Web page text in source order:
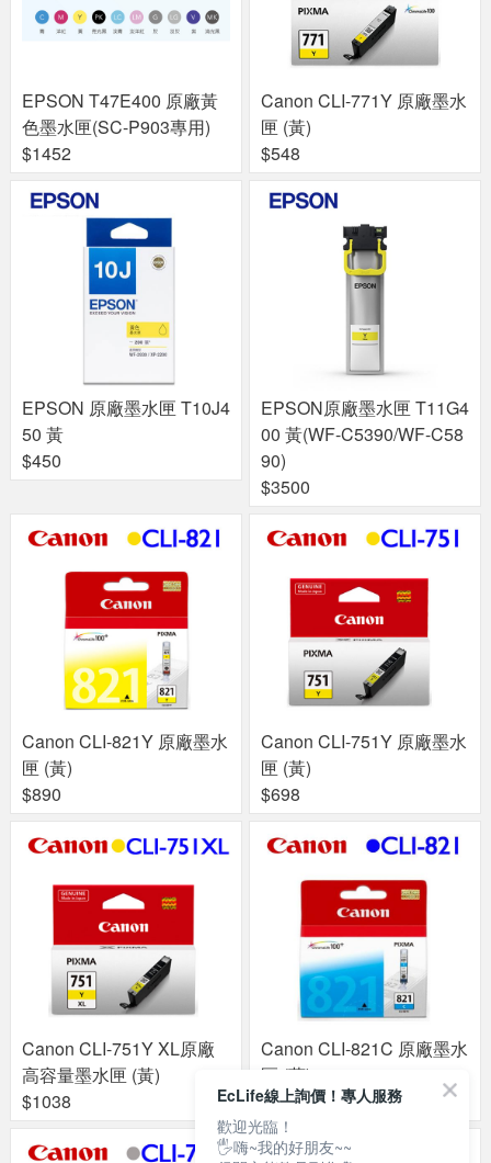
EPSON T47E400 原廠黃
色墨水匣(SC-P903專用)
$1452
Canon CLI-771Y 原廠墨水
匣 (黃)
$548
EPSON 原廠墨水匣 T10J4
50 黃
$450
EPSON原廠墨水匣 T11G4
00 黃(WF-C5390/WF-C58
90)
$3500
Canon CLI-821Y 原廠墨水
匣 (黃)
$890
Canon CLI-751Y 原廠墨水
匣 (黃)
$698
Canon CLI-751Y XL原廠
高容量墨水匣 (黃)
$1038
Canon CLI-821C 原廠墨水
匣 (藍)
$890
EcLife線上詢價！專人服務
歡迎光臨！
🖐嗨~我的好朋友~~